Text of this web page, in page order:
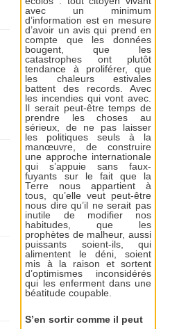
avec un minimum
d’information est en mesure
d’avoir un avis qui prend en
compte que les données
bougent, que les
catastrophes ont plutôt
tendance à proliférer, que
les chaleurs estivales
battent des records. Avec
les incendies qui vont avec.
Il serait peut-être temps de
prendre les choses au
sérieux, de ne pas laisser
les politiques seuls à la
manœuvre, de construire
une approche internationale
qui s’appuie sans faux-
fuyants sur le fait que la
Terre nous appartient à
tous, qu’elle veut peut-être
nous dire qu’il ne serait pas
inutile de modifier nos
habitudes, que les
prophètes de malheur, aussi
puissants soient-ils, qui
alimentent le déni, soient
mis à la raison et sortent
d’optimismes inconsidérés
qui les enferment dans une
béatitude coupable.
S’en sortir comme il peut